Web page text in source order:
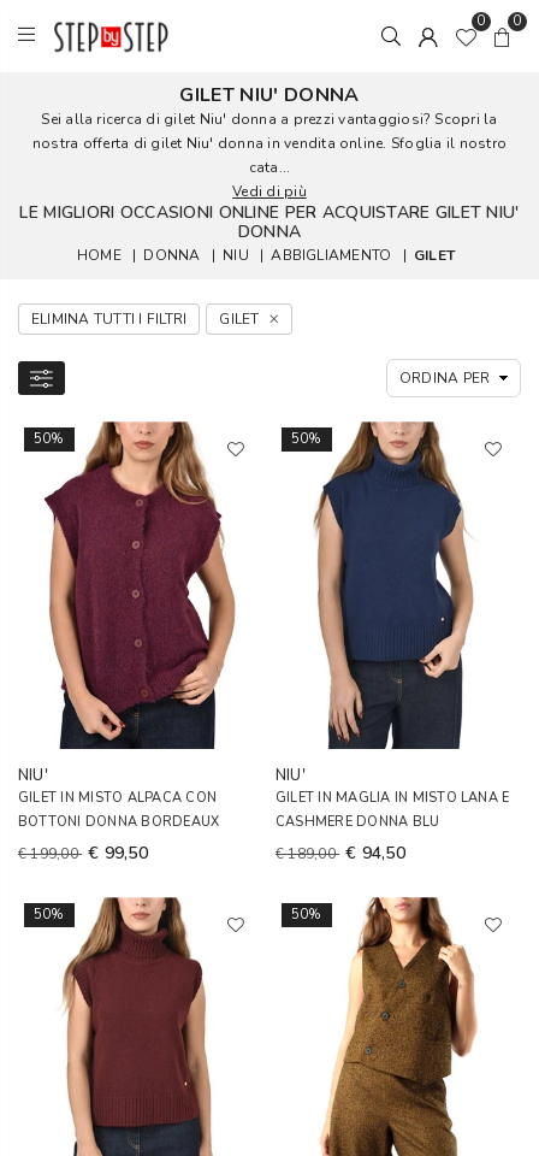
0 0
GILET NIU' DONNA
Sei alla ricerca di gilet Niu' donna a prezzi vantaggiosi? Scopri la
nostra offerta di gilet Niu' donna in vendita online. Sfoglia il nostro
cata...
Vedi di più
LE MIGLIORI OCCASIONI ONLINE PER ACQUISTARE GILET NIU'
DONNA
HOME | DONNA | NIU | ABBIGLIAMENTO | GILET
ELIMINA TUTTI I FILTRI GILET
50%
NIU'
GILET IN MISTO ALPACA CON
BOTTONI DONNA BORDEAUX
€ 199,00 € 99,50
50%
NIU'
GILET IN MAGLIA IN MISTO LANA E
CASHMERE DONNA BLU
€ 189,00 € 94,50
50% 50%